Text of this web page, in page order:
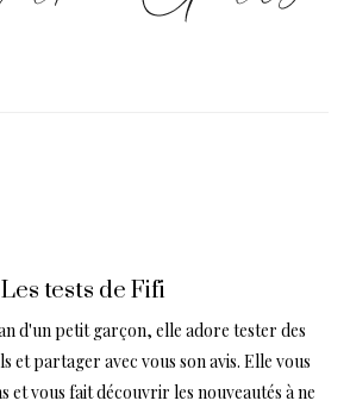
Les tests de Fifi
d'un petit garçon, elle adore tester des
et partager avec vous son avis. Elle vous
et vous fait découvrir les nouveautés à ne